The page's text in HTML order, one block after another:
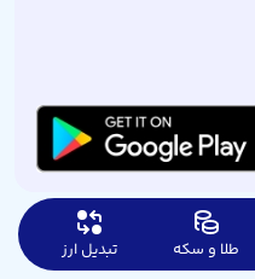
طلا و سکه تبدیل ارز